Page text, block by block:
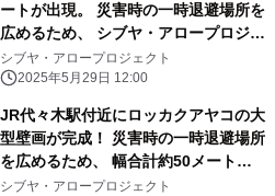
ートが出現。 災害時の一時退避場所を
広めるため、 シブヤ・アロープロジェ
クトが彫刻家・名和晃平氏による 彫刻
作品を制作・公開！
シブヤ・アロープロジェクト
2025年5月29日 12:00
JR代々木駅付近にロッカクアヤコの大
型壁画が完成！ 災害時の一時退避場所
を広めるため、 幅合計約50メートル
にも及ぶパブリックピースが公開。
シブヤ・アロープロジェクト